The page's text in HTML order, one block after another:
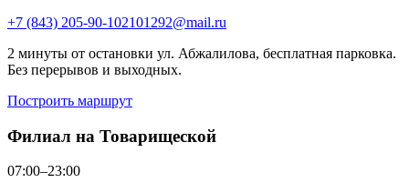
+7 (843) 205-90-102101292@mail.ru
2 минуты от остановки ул. Абжалилова, бесплатная парковка.
Без перерывов и выходных.
Построить маршрут
Филиал на Товарищеской
07:00–23:00